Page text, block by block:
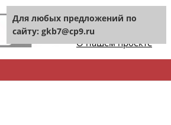
Контакты сайта
О нашем проекте
Для любых предложений по
сайту: gkb7@cp9.ru